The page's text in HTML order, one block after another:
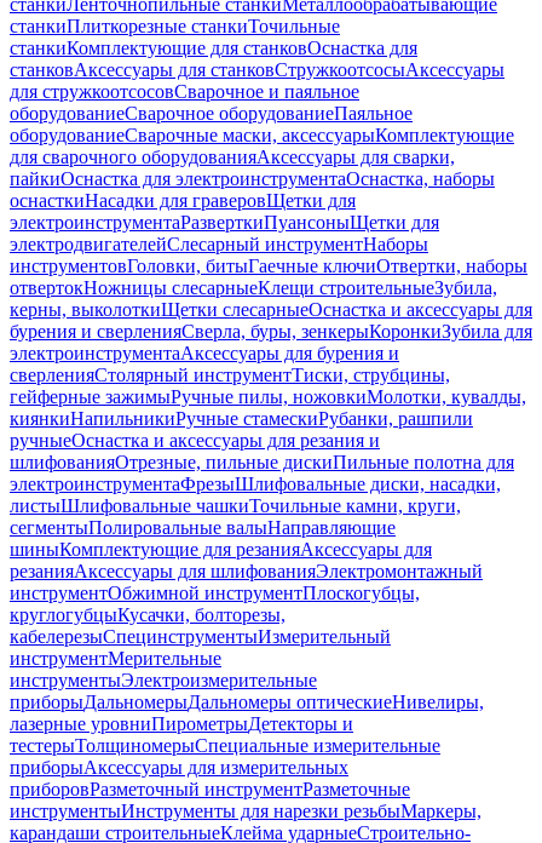
станкиЛенточнопильные станкиМеталлообрабатывающие
станкиПлиткорезные станкиТочильные
станкиКомплектующие для станковОснастка для
станковАксессуары для станковСтружкоотсосыАксессуары
для стружкоотсосовСварочное и паяльное
оборудованиеСварочное оборудованиеПаяльное
оборудованиеСварочные маски, аксессуарыКомплектующие
для сварочного оборудованияАксессуары для сварки,
пайкиОснастка для электроинструментаОснастка, наборы
оснасткиНасадки для граверовЩетки для
электроинструментаРазверткиПуансоныЩетки для
электродвигателейСлесарный инструментНаборы
инструментовГоловки, битыГаечные ключиОтвертки, наборы
отвертокНожницы слесарныеКлещи строительныеЗубила,
керны, выколоткиЩетки слесарныеОснастка и аксессуары для
бурения и сверленияСверла, буры, зенкерыКоронкиЗубила для
электроинструментаАксессуары для бурения и
сверленияСтолярный инструментТиски, струбцины,
гейферные зажимыРучные пилы, ножовкиМолотки, кувалды,
киянкиНапильникиРучные стамескиРубанки, рашпили
ручныеОснастка и аксессуары для резания и
шлифованияОтрезные, пильные дискиПильные полотна для
электроинструментаФрезыШлифовальные диски, насадки,
листыШлифовальные чашкиТочильные камни, круги,
сегментыПолировальные валыНаправляющие
шиныКомплектующие для резанияАксессуары для
резанияАксессуары для шлифованияЭлектромонтажный
инструментОбжимной инструментПлоскогубцы,
круглогубцыКусачки, болторезы,
кабелерезыСпецинструментыИзмерительный
инструментМерительные
инструментыЭлектроизмерительные
приборыДальномерыДальномеры оптическиеНивелиры,
лазерные уровниПирометрыДетекторы и
тестерыТолщиномерыСпециальные измерительные
приборыАксессуары для измерительных
приборовРазметочный инструментРазметочные
инструментыИнструменты для нарезки резьбыМаркеры,
карандаши строительныеКлейма ударныеСтроительно-